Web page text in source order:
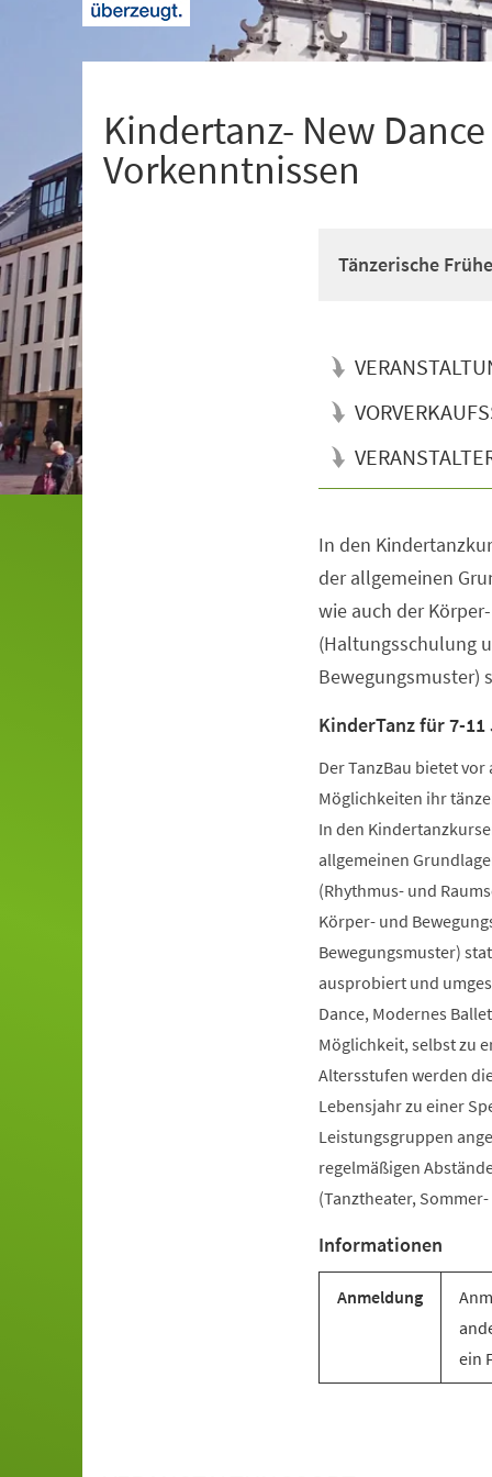
Kindertanz- New
Vorkenntnissen
Tänzerische
In den
der allgemeinen
wie auch der
(Haltungsschulung
Bewegungsmuster)
KinderTanz für 7-
Der TanzBau bietet
Möglichkeiten ihr
In den
allgemeinen
(Rhythmus- und
Körper- und
Bewegungsmuster)
ausprobiert und
Dance, Modernes
Möglichkeit, selbst zu
Altersstufen werden
Lebensjahr zu einer
Leistungsgruppen
regelmäßigen
(Tanztheater,
Informationen
Anmeldung
ein